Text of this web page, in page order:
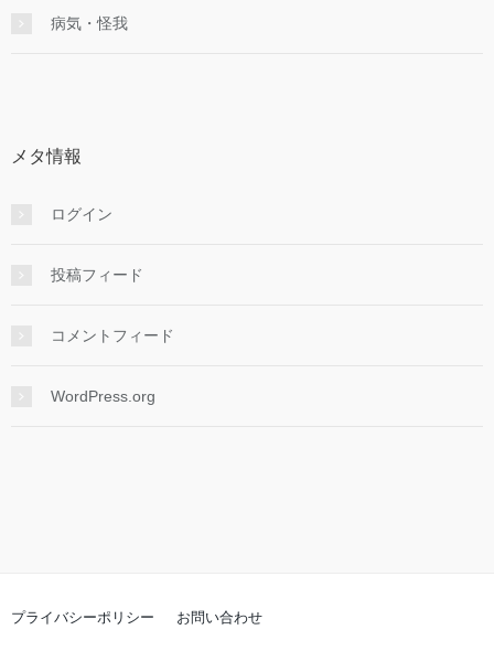
病気・怪我
メタ情報
ログイン
投稿フィード
コメントフィード
WordPress.org
プライバシーポリシー お問い合わせ